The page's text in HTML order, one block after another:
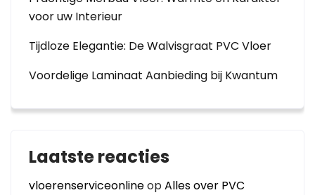
voor uw Interieur
Tijdloze Elegantie: De Walvisgraat PVC Vloer
Voordelige Laminaat Aanbieding bij Kwantum
Laatste reacties
vloerenserviceonlineopAlles over PVC